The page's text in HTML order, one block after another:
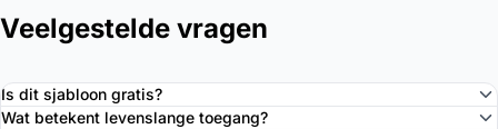
Veelgestelde vragen
Is dit sjabloon gratis?
Wat betekent levenslange toegang?